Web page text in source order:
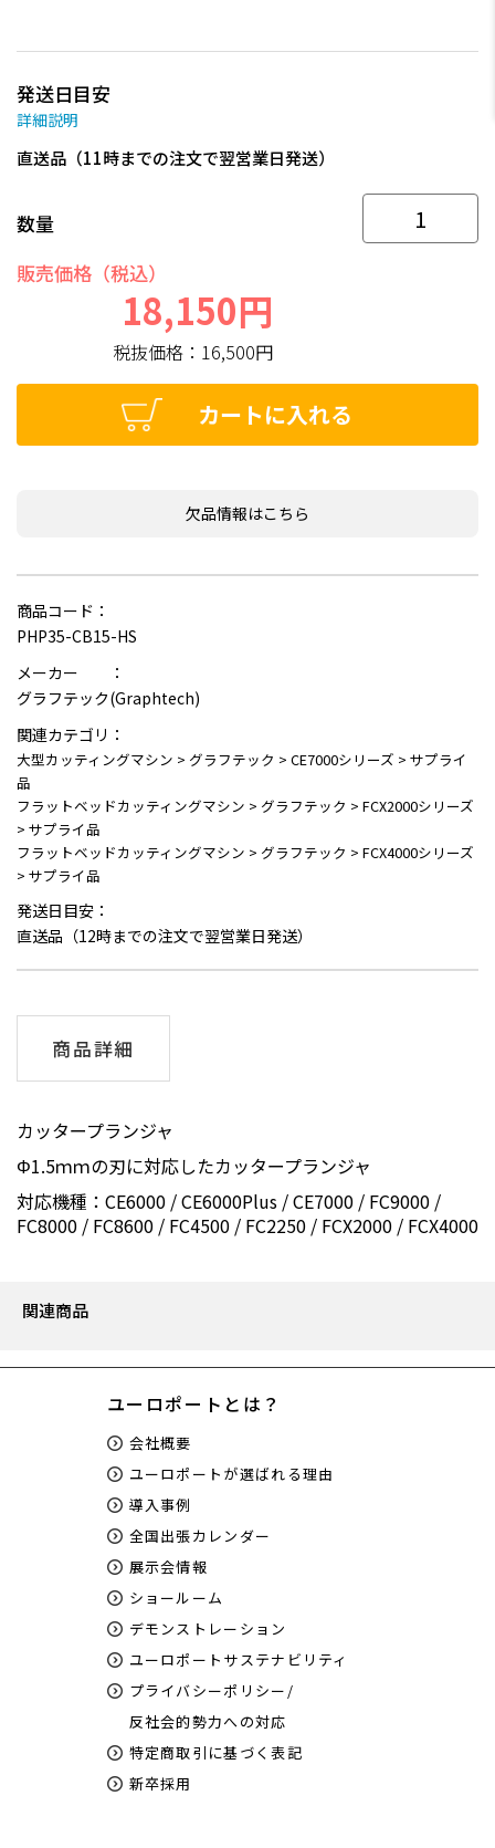
発送日目安
詳細説明
直送品（11時までの注文で翌営業日発送）
数量
販売価格（税込）
18,150円
税抜価格： 16,500円
カートに入れる
欠品情報はこちら
商品コード：
PHP35-CB15-HS
メーカー ：
グラフテック(Graphtech)
関連カテゴリ：
大型カッティングマシン > グラフテック > CE7000シリーズ > サプライ
品
フラットベッドカッティングマシン > グラフテック > FCX2000シリーズ
> サプライ品
フラットベッドカッティングマシン > グラフテック > FCX4000シリーズ
> サプライ品
発送日目安：
直送品（12時までの注文で翌営業日発送）
商品詳細
カッタープランジャ
Φ1.5ｍｍの刃に対応したカッタープランジャ
対応機種：CE6000 / CE6000Plus / CE7000 / FC9000 /
FC8000 / FC8600 / FC4500 / FC2250 / FCX2000 / FCX4000
関連商品
ユーロポートとは？
会社概要
ユーロポートが選ばれる理由
導入事例
全国出張カレンダー
展示会情報
ショールーム
デモンストレーション
ユーロポートサステナビリティ
プライバシーポリシー/
反社会的勢力への対応
特定商取引に基づく表記
新卒採用